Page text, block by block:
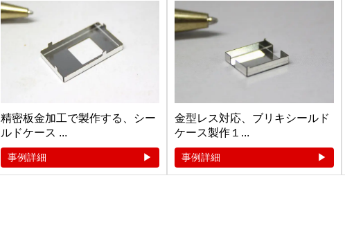
精密板金加工で製作する、シー
ルドケース ...
事例詳細
金型レス対応、ブリキシールド
ケース製作１...
事例詳細